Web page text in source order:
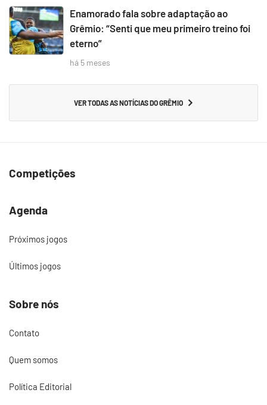
Enamorado fala sobre adaptação ao
Grêmio: “Senti que meu primeiro treino foi
eterno”
há 5 meses
VER TODAS AS NOTÍCIAS DO GRÊMIO
Competições
Agenda
Próximos jogos
Últimos jogos
Sobre nós
Contato
Quem somos
Política Editorial